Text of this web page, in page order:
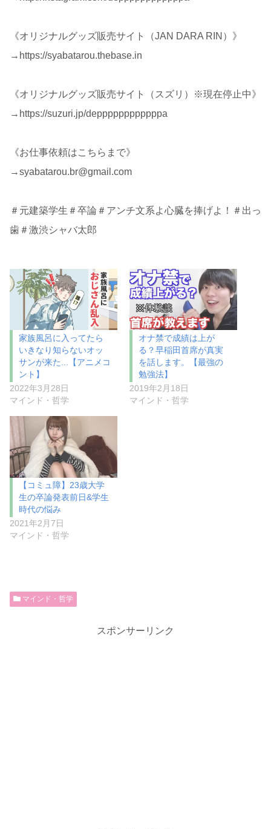
《オリジナルグッズ販売サイト（JAN DARA RIN）》
→https://syabatarou.thebase.in
《オリジナルグッズ販売サイト（スズリ）※現在停止中》
→https://suzuri.jp/deppppppppppppa
《お仕事依頼はこちらまで》
→syabatarou.br@gmail.com
＃元建築学生＃卒論＃アンチ文系よ心臓を捧げよ！＃出っ
歯＃激渋シャバ太郎
家族風呂に入ってたら
いきなり知らないオッ
サンが来た...【アニメコ
ント】
2022年3月28日
マインド・哲学
オナ禁で成績は上が
る？早稲田首席が真実
を話します。【最強の
勉強法】
2019年2月18日
マインド・哲学
【コミュ障】23歳大学
生の卒論発表前日&学生
時代の悩み
2021年2月7日
マインド・哲学
マインド・哲学
スポンサーリンク